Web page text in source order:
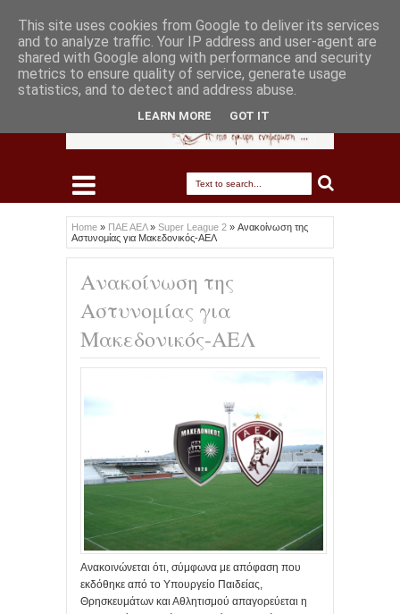
Home » ΠΑΕ ΑΕΛ» Super League 2 » Ανακοίνωση της
Αστυνομίας για Μακεδονικός-ΑΕΛ
Ανακοίνωση της
Αστυνομίας για
Μακεδονικός-ΑΕΛ
Ανακοινώνεται ότι, σύμφωνα με απόφαση που
εκδόθηκε από το Υπουργείο Παιδείας,
Θρησκευμάτων και Αθλητισμού απαγορεύεται η
This site uses cookies from Google to deliver its services
and to analyze traffic. Your IP address and user-agent are
shared with Google along with performance and security
metrics to ensure quality of service, generate usage
statistics, and to detect and address abuse.
LEARN MORE GOT IT